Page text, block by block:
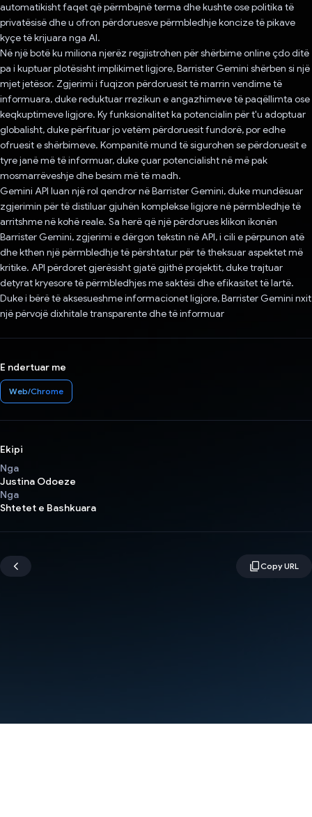
automatikisht faqet që përmbajnë terma dhe kushte ose politika të
privatësisë dhe u ofron përdoruesve përmbledhje koncize të pikave
kyçe të krijuara nga AI.
Në një botë ku miliona njerëz regjistrohen për shërbime online çdo ditë
pa i kuptuar plotësisht implikimet ligjore, Barrister Gemini shërben si një
mjet jetësor. Zgjerimi i fuqizon përdoruesit të marrin vendime të
informuara, duke reduktuar rrezikun e angazhimeve të paqëllimta ose
keqkuptimeve ligjore. Ky funksionalitet ka potencialin për t'u adoptuar
globalisht, duke përfituar jo vetëm përdoruesit fundorë, por edhe
ofruesit e shërbimeve. Kompanitë mund të sigurohen se përdoruesit e
tyre janë më të informuar, duke çuar potencialisht në më pak
mosmarrëveshje dhe besim më të madh.
Gemini API luan një rol qendror në Barrister Gemini, duke mundësuar
zgjerimin për të distiluar gjuhën komplekse ligjore në përmbledhje të
arritshme në kohë reale. Sa herë që një përdorues klikon ikonën
Barrister Gemini, zgjerimi e dërgon tekstin në API, i cili e përpunon atë
dhe kthen një përmbledhje të përshtatur për të theksuar aspektet më
kritike. API përdoret gjerësisht gjatë gjithë projektit, duke trajtuar
detyrat kryesore të përmbledhjes me saktësi dhe efikasitet të lartë.
Duke i bërë të aksesueshme informacionet ligjore, Barrister Gemini nxit
një përvojë dixhitale transparente dhe të informuar
E ndertuar me
Web/Chrome
Ekipi
Nga
Justina Odoeze
Nga
Shtetet e Bashkuara